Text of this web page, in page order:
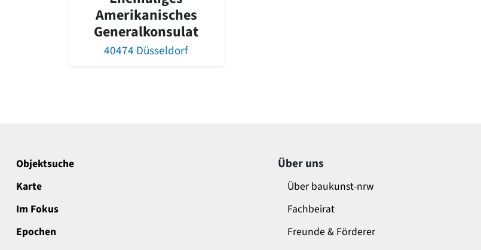
Amerikanisches
Generalkonsulat
40474 Düsseldorf
Objektsuche
Karte
Im Fokus
Epochen
Über uns
Über baukunst-nrw
Fachbeirat
Freunde & Förderer